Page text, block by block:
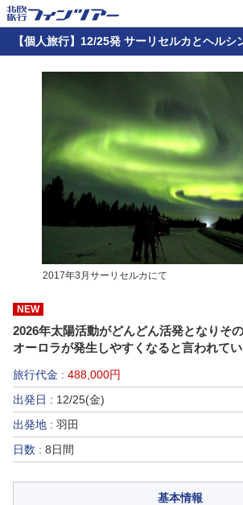
【個人旅行】12/25発 サーリセルカとヘルシ
2017年3月サーリセルカにて
NEW
2026年太陽活動がどんどん活発となりそ
オーロラが発生しやすくなると言われて
旅行代金 : 488,000円
出発日 : 12/25(金)
出発地 : 羽田
日数 : 8日間
基本情報